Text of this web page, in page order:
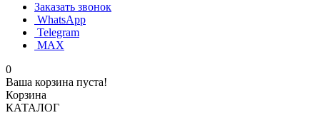
Заказать звонок
WhatsApp
Telegram
MAX
0
Ваша корзина пуста!
Корзина
КАТАЛОГ